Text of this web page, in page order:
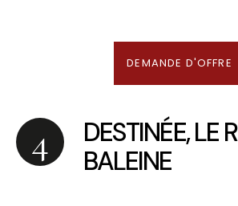
DEMANDE D'OFFRE
DESTINÉE, LE
BALEINE